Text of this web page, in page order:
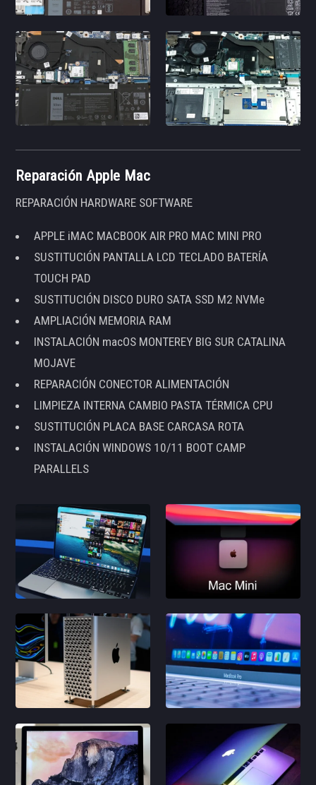
Reparación Apple Mac
REPARACIÓN HARDWARE SOFTWARE
APPLE iMAC MACBOOK AIR PRO MAC MINI PRO
SUSTITUCIÓN PANTALLA LCD TECLADO BATERÍA
TOUCH PAD
SUSTITUCIÓN DISCO DURO SATA SSD M2 NVMe
AMPLIACIÓN MEMORIA RAM
INSTALACIÓN macOS MONTEREY BIG SUR CATALINA
MOJAVE
REPARACIÓN CONECTOR ALIMENTACIÓN
LIMPIEZA INTERNA CAMBIO PASTA TÉRMICA CPU
SUSTITUCIÓN PLACA BASE CARCASA ROTA
INSTALACIÓN WINDOWS 10/11 BOOT CAMP
PARALLELS